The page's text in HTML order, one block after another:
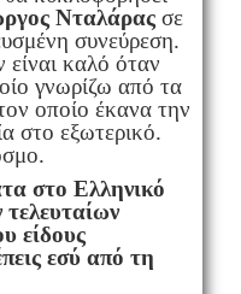
Νταλάραςσε
συνεύρεση.
καλό όταν
γνωρίζω από τα
οποίο έκανα την
στο εξωτερικό.
στο Ελληνικό
είδους
εσύ από τη